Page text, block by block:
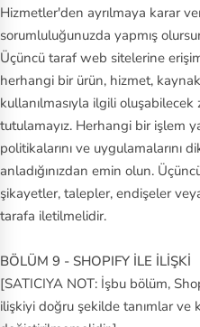
Hizmetler'den ayrılmaya karar
sorumluluğunuzda yapmış
Üçüncü taraf web sitelerine
herhangi bir ürün, hizmet,
kullanılmasıyla ilgili
tutulamayız. Herhangi bir işlem
politikalarını ve uygulamalarını
anladığınızdan emin olun.
şikayetler, talepler, endişeler
tarafa iletilmelidir.
BÖLÜM 9 - SHOPIFY İLE İLİŞKİ
[SATICIYA NOT: İşbu bölüm,
ilişkiyi doğru şekilde tanımlar ve